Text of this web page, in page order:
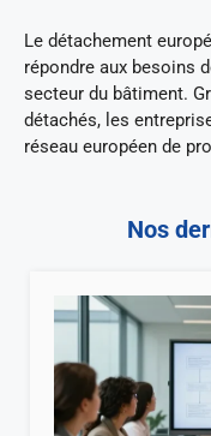
Le détachement
répondre aux besoins
secteur du bâtiment.
détachés, les
réseau européen de
Nos